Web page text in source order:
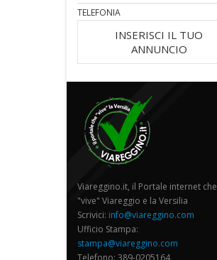
TELEFONIA
INSERISCI IL TUO
ANNUNCIO
Viareggino.it, il Portale internet che
"vive" Viareggio e la Versilia
Scrivici: info@viareggino.com
Ufficio Stampa:
stampa@viareggino.com
Telefono: 389-0205164